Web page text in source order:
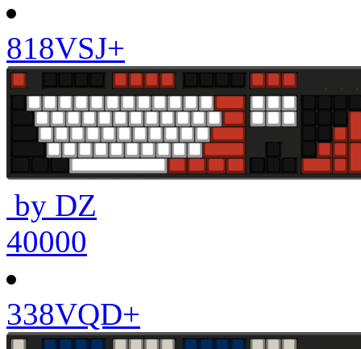
818VSJ+
by DZ
40000
338VQD+